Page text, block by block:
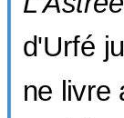
d'Urfé
ne livre